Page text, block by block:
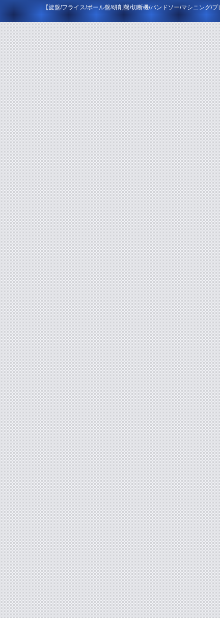
【旋盤/フライス/ボール盤/研削盤/切断機/バンドソー/マシニング/